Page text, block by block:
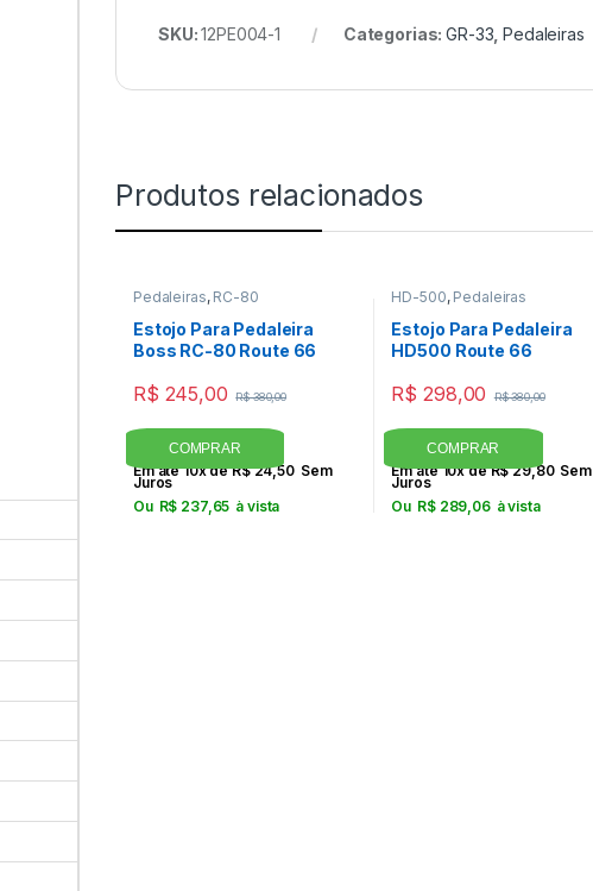
SKU:12PE004-1 Categorias:GR-33 ,Pedaleiras
Produtos relacionados
Pedaleiras, RC-80
Estojo Para Pedaleira
Boss RC-80 Route 66
R$ 245,00 R$380,00
Em até 10x deR$24,50 Sem
Juros
Ou R$ 237,65 à vista
HD-500, Pedaleiras
Estojo Para Pedaleira
HD500 Route 66
R$ 298,00 R$380,00
Em até 10x deR$29,80 Sem
Juros
Ou R$289,06 à vista